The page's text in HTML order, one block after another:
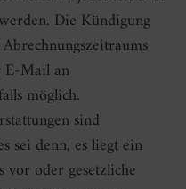
Die Kündigung
E-Mail an
möglich.
sind
sei denn, es liegt ein
vor oder gesetzliche